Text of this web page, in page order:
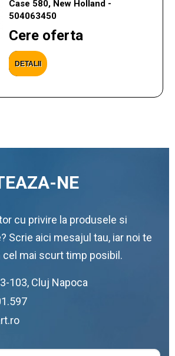
Case 580, New Holland -
504063450
Cere oferta
DETALII
NE
cu privire la produsele si
Scrie aici mesajul tau, iar noi te
mai scurt timp posibil.
103, Cluj Napoca